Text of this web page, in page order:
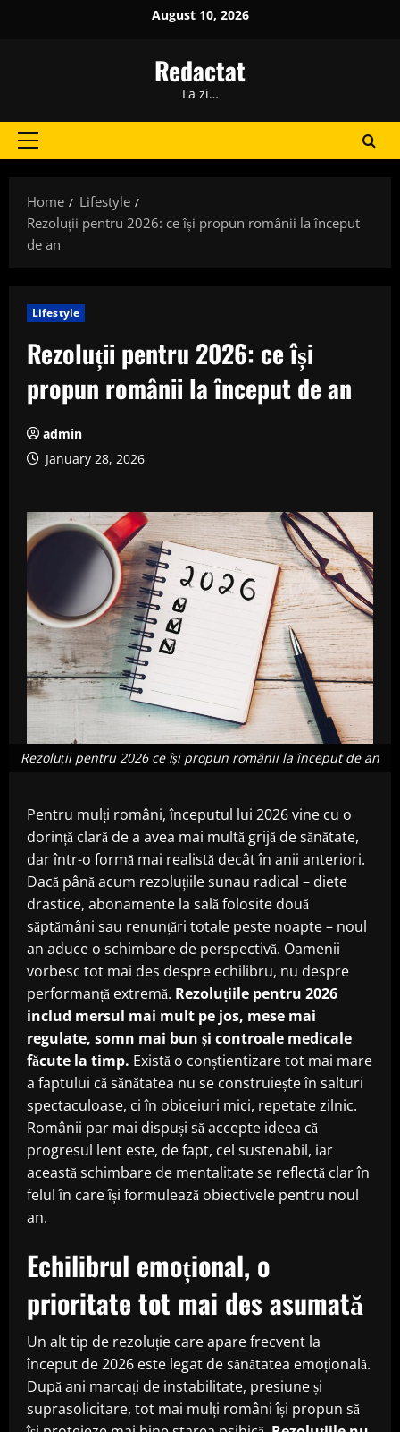
August 10, 2026
Redactat
La zi…
Primary
Home
Lifestyle
Rezoluții pentru 2026: ce își propun românii la început
de an
Lifestyle
Rezoluții pentru 2026: ce își
propun românii la început de an
admin
January 28, 2026
Rezoluții pentru 2026 ce își propun românii la început de an
Pentru mulți români, începutul lui 2026 vine cu o
dorință clară de a avea mai multă grijă de sănătate,
dar într-o formă mai realistă decât în anii anteriori.
Dacă până acum rezoluțiile sunau radical – diete
drastice, abonamente la sală folosite două
săptămâni sau renunțări totale peste noapte – noul
an aduce o schimbare de perspectivă. Oamenii
vorbesc tot mai des despre echilibru, nu despre
performanță extremă. Rezoluțiile pentru 2026
includ mersul mai mult pe jos, mese mai
regulate, somn mai bun și controale medicale
făcute la timp. Există o conștientizare tot mai mare
a faptului că sănătatea nu se construiește în salturi
spectaculoase, ci în obiceiuri mici, repetate zilnic.
Românii par mai dispuși să accepte ideea că
progresul lent este, de fapt, cel sustenabil, iar
această schimbare de mentalitate se reflectă clar în
felul în care își formulează obiectivele pentru noul
an.
Echilibrul emoțional, o
prioritate tot mai des asumată
Un alt tip de rezoluție care apare frecvent la
început de 2026 este legat de sănătatea emoțională.
După ani marcați de instabilitate, presiune și
suprasolicitare, tot mai mulți români își propun să